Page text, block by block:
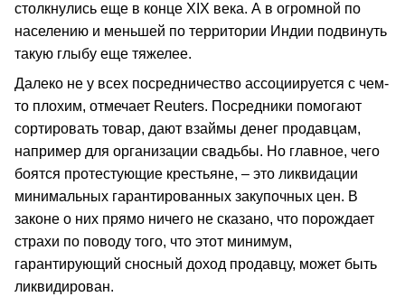
столкнулись еще в конце XIX века. А в огромной по
населению и меньшей по территории Индии подвинуть
такую глыбу еще тяжелее.
Далеко не у всех посредничество ассоциируется с чем-
то плохим, отмечает Reuters. Посредники помогают
сортировать товар, дают взаймы денег продавцам,
например для организации свадьбы. Но главное, чего
боятся протестующие крестьяне, – это ликвидации
минимальных гарантированных закупочных цен. В
законе о них прямо ничего не сказано, что порождает
страхи по поводу того, что этот минимум,
гарантирующий сносный доход продавцу, может быть
ликвидирован.